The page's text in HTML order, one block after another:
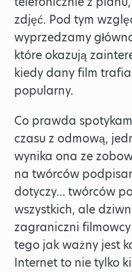
zdjęć. Pod tym
wyprzedzamy
które okazują
kiedy dany film
popularny.
Co prawda
czasu z odmową,
wynika ona ze
na twórców
dotyczy… twórców
wszystkich, ale
zagraniczni
tego jak ważny jest
Internet to nie tylko